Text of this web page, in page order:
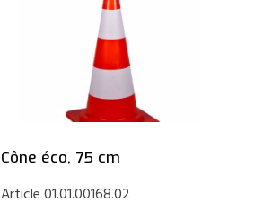
Cône éco, 75 cm
Article 01.01.00168.02